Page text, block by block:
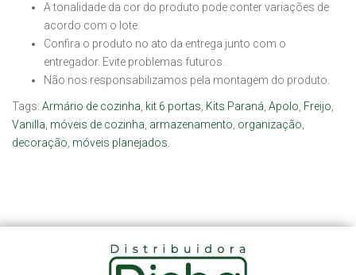
A tonalidade da cor do produto pode conter variações de
acordo com o lote.
Confira o produto no ato da entrega junto com o
entregador. Evite problemas futuros.
Não nos responsabilizamos pela montagem do produto.
Tags: Armário de cozinha kit 6 portas Kits Paraná Apolo Freijo
Vanilla móveis de cozinha armazenamento organização
decoração móveis planejados.